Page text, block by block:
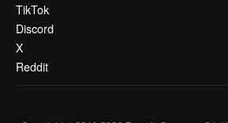
TikTok
Discord
X
Reddit